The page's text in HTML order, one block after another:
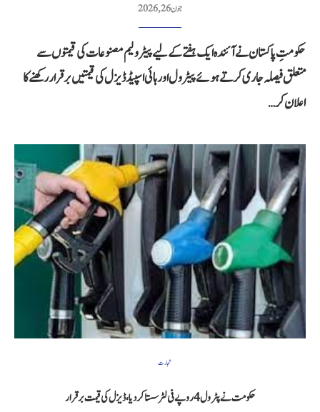
جون 26, 2026
حکومتِ پاکستان نے آئندہ ایک ہفتے کے لیے پیٹرولیم مصنوعات کی قیمتوں سے
متعلق فیصلہ جاری کرتے ہوئے پیٹرول اور ہائی اسپیڈ ڈیزل کی قیمتیں برقرار رکھنے کا
اعلان کر…
تجارت
حکومت نے پٹرول 4 روپے فی لٹر سستا کر دیا، ڈیزل کی قیمت برقرار